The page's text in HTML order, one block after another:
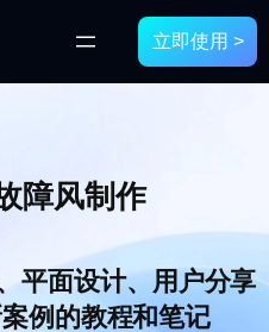
立即使用 >
障风制作
平面设计、用户分享
例的教程和笔记